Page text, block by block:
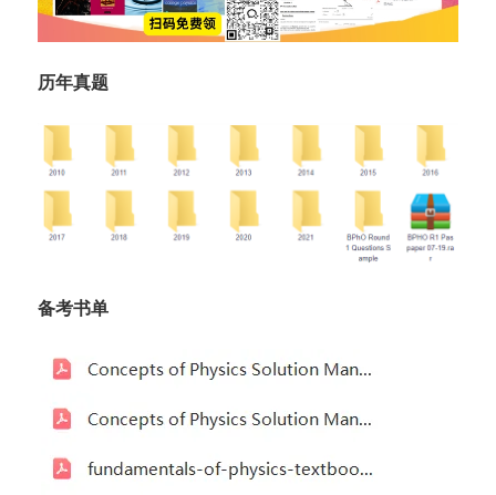
历年真题
备考书单